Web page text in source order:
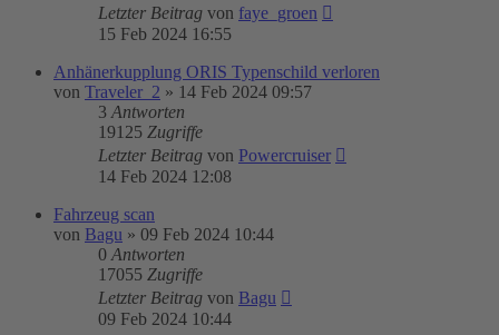
Letzter Beitrag von faye_groen
15 Feb 2024 16:55
Anhänerkupplung ORIS Typenschild verloren
von Traveler_2 » 14 Feb 2024 09:57
3 Antworten
19125 Zugriffe
Letzter Beitrag von Powercruiser
14 Feb 2024 12:08
Fahrzeug scan
von Bagu » 09 Feb 2024 10:44
0 Antworten
17055 Zugriffe
Letzter Beitrag von Bagu
09 Feb 2024 10:44